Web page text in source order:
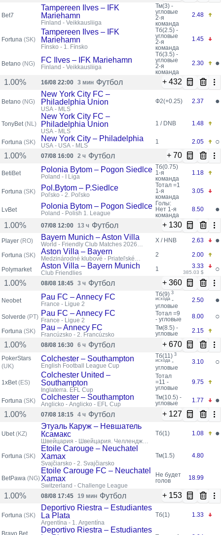
Bet7
Tampereen Ilves – IFK
Mariehamn
Finland - Veikkausliiga
Тм(3) -
угловые
2-я
команда
2.48
Fortuna (SK)
Tampereen Ilves – IFK
Mariehamn
Fínsko - 1. Fínsko
Тб(2.5) -
угловые
2-я
команда
1.45
Betano (NG) FC Ilves – IFK Mariehamn
Finland - Veikkausliiga
Тб(3.5) -
угловые
2-я
команда
2.30 ●
1.00% 16/08 22:00 3 мин Футбол + 432
Betano (NG)
New York City FC –
Philadelphia Union
USA - MLS
Ф2(+0.25) 2.37 ●
TonyBet(NL)
New York City FC –
Philadelphia Union
USA - MLS
1 / DNB 1.48
Fortuna (SK) New York City – Philadelphia
USA - USA - MLS
1 2.05
○
1.00%
07/08 16:00 2 ч Футбол + 70
BetiBet Polonia Bytom – Pogon Siedlce
Poland - I Liga
Тб(0.75)
1-я
команда
1.18
Fortuna (SK) Pol.Bytom – P.Siedlce
Poľsko - 2. Poľsko
Тотал =1
1-я
команда
3.05
LvBet Polonia Bytom – Pogon Siedlce
Poland - Polish 1. League
Голы:
Нет 1-я
команда
8.50
●
1.00%
07/08 12:00 13 ч Футбол + 130
Player (RO) Bayern Munich – Aston Villa
World - Friendly Club Matches 2026
(Possible Format Change)
X / HNB 2.63 ●
Fortuna (SK) Aston Villa – Bayern
Medzinárodné klubové - Priateľské
zápasy klubov
2 2.00
Polymarket Aston Villa – Bayern Munich
Club Friendlies
1 3.33
385.03 $
○
1.00%
08/08 18:45 3 ч Футбол + 360
Neobet Pau FC – Annecy FC
France - Ligue 2
Тб(9) 3
исхода -
угловые
2.50 ●
Solverde (PT) Pau FC – Annecy FC
France - Ligue 2
Тотал =9
- угловые
8.00 ○
Fortuna (SK) Pau – Annecy FC
Francúzsko - 2. Francúzsko
Тм(8.5) -
угловые
2.15
1.00% 08/08 16:30 6 ч Футбол + 670
PokerStars
(UK)
Colchester – Southampton
English Football League Cup
Тб(11) 3
исхода -
угловые
3.10 ○
1xBet(ES)
Colchester United –
Southampton
Inglaterra. EFL Cup
Тотал
=11 -
угловые
9.75
Fortuna (SK) Colchester – Southampton
Anglicko - Anglicko - EFL Cup
Тм(10.5) -
угловые
1.77
●
1.00%
07/08 18:15 4 ч Футбол + 127
Ubet(KZ)
Этуаль Каруж – Невшатель
Ксамакс
Швейцария - Швейцария. Челлендж
лига
Тб(1) 1.08 ●
Fortuna (SK)
Etoile Carouge – Neuchatel
Xamax
Švajčiarsko - 2. Švajčiarsko
Тм(1.5) 4.80
BetPawa (NG)
Etoile Carouge FC – Neuchatel
Xamax
Switzerland - Challenge League
Не будет
голов
18.99
1.00% 08/08 17:45 19 мин Футбол + 153
Fortuna (SK)
Deportivo Riestra – Estudiantes
La Plata
Argentína - 1. Argentína
Тб(1) 1.33
Deportivo Riestra – Estudiantes